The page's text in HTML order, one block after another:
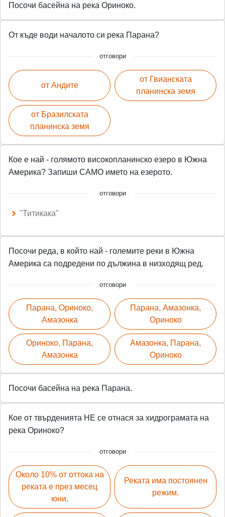
Посочи басейна на река Ориноко.
От къде води началото си река Парана?
отговори
от Андите
от Бразилската
планинска земя
от Гвианската
планинска земя
Кое е най - голямото високопланинско езеро в Южна
Америка? Запиши САМО името на езерото.
отговори
"Титикака"
Посочи реда, в който най - големите реки в Южна
Америка са подредени по дължина в низходящ ред.
отговори
Парана, Ориноко,
Амазонка
Ориноко, Парана,
Амазонка
Парана, Амазонка,
Ориноко
Амазонка, Парана,
Ориноко
Посочи басейна на река Парана.
Кое от твърденията НЕ се отнася за хидрограмата на
река Ориноко?
отговори
Около 10% от оттока на
реката е през месец
юни.
Реката има постоянен
режим.